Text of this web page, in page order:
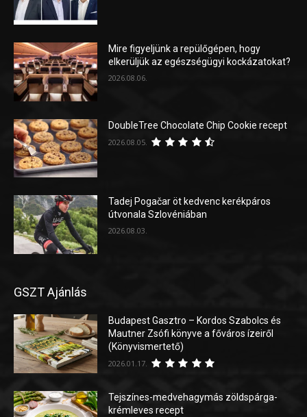
Mire figyeljünk a repülőgépen, hogy
elkerüljük az egészségügyi kockázatokat?
2026.08.06.
DoubleTree Chocolate Chip Cookie recept
2026.08.05.
Tadej Pogačar öt kedvenc kerékpáros
útvonala Szlovéniában
2026.08.03.
GSZT Ajánlás
Budapest Gasztro – Kordos Szabolcs és
Mautner Zsófi könyve a főváros ízeiről
(Könyvismertető)
2026.01.17.
Tejszínes-medvehagymás zöldspárga-
krémleves recept